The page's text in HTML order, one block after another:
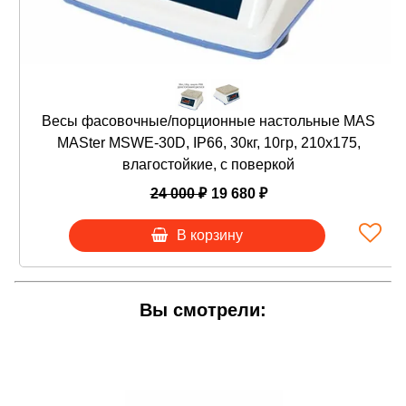
AISI 304
Влагозащищенный корпус с классом
пылевлагозащиты IP-66
Функция дозирования (Hi-Ok-Lo)
Функция чистый /полный вес (Net/Gross)
Автоматическая установка нуля при
включении
Вычитание массы тары до 100% от
Инструкции, сертификаты, методики проверки,
официальные письма:
- Заключение № 104-10-508 по проверке
Весы фасовочные/порционные настольные MAS
MASter MSWE-30D, IP66, 30кг, 10гр, 210х175,
влагостойкие, с поверкой
24 000 ₽ 19 680 ₽
В корзину
Вы смотрели: